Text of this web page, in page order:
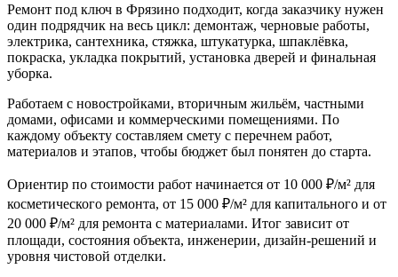
Ремонт под ключ в Фрязино подходит, когда заказчику нужен
один подрядчик на весь цикл: демонтаж, черновые работы,
электрика, сантехника, стяжка, штукатурка, шпаклёвка,
покраска, укладка покрытий, установка дверей и финальная
уборка.
Работаем с новостройками, вторичным жильём, частными
домами, офисами и коммерческими помещениями. По
каждому объекту составляем смету с перечнем работ,
материалов и этапов, чтобы бюджет был понятен до старта.
Ориентир по стоимости работ начинается от 10 000 ₽/м² для
косметического ремонта, от 15 000 ₽/м² для капитального и от
20 000 ₽/м² для ремонта с материалами. Итог зависит от
площади, состояния объекта, инженерии, дизайн-решений и
уровня чистовой отделки.